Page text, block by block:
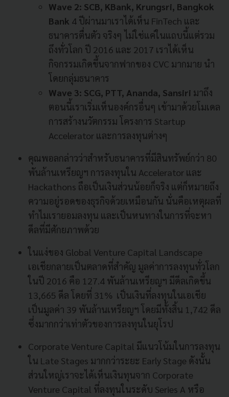
Wave 2: SCB, KBank, Krungsri, Bangkok
Bank 4 ปีผ่านมาเราได้เห็น FinTech และ
ธนาคารตื่นตัว จริงๆ ไม่ใช่แค่ในแถบนี้แต่รวม
ถึงทั่วโลก ปี 2016 และ 2017 เราได้เห็น
กิจกรรมเกิดขึ้นจากฟากของ CVC มากมาย นำ
โดยกลุ่มธนาคาร
Wave 3: SCG, PTT, Ananda, Sansiri มาถึง
ตอนนี้เราเริ่มเห็นองค์กรอื่นๆ เข้ามาด้วยโมเดล
การสร้างนวัตกรรม โครงการ Startup
Accelerator และการลงทุนต่างๆ
คุณพอลกล่าวว่าสำหรับธนาคารที่มีสินทรัพย์กว่า 80
พันล้านเหรียญฯ การลงทุนใน Accelerator และ
Hackathons ถือเป็นเงินส่วนน้อยก็จริง แต่ก็หมายถึง
ความอยู่รอดของธุรกิจด้วยเหมือนกัน นั่นคือเหตุผลที่
ทำไมเรายอมลงทุน และเป็นหนทางในการที่จะหา
ดีลที่มีศักยภาพด้วย
ในแง่ของ Global Venture Capital Landscape
เอเชียกลายเป็นตลาดที่สำคัญ มูลค่าการลงทุนทั่วโลก
ในปี 2016 คือ 127.4 พันล้านเหรียญฯ มีดีลเกิดขึ้น
13,665 ดีล โดยที่ 31% เป็นเงินที่ลงทุนในเอเชีย
เป็นมูลค่า 39 พันล้านเหรียญฯ โดยมีทั้งสิ้น 1,742 ดีล
ซึ่งมากกว่าเท่าตัวของการลงทุนในยุโรป
Corporate Venture Capital มีแนวโน้มในการลงทุน
ใน Late Stages มากกว่าระยะ Early Stage ดังนั้น
ส่วนใหญ่เราจะได้เห็นเงินทุนจาก Corporate
Venture Capital ที่ลงทุนในระดับ Series A หรือ